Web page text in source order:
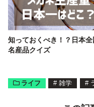
知っておくべき！？日本
名産品クイズ
ライフ # 雑学 #